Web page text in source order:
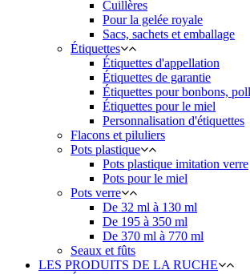
Cuillères
Pour la gelée royale
Sacs, sachets et emballage
Étiquettes
Étiquettes d'appellation
Étiquettes de garantie
Étiquettes pour bonbons,
Étiquettes pour le miel
Personnalisation d'étiquettes
Flacons et piluliers
Pots plastique
Pots plastique imitation verre
Pots pour le miel
Pots verre
De 32 ml à 130 ml
De 195 à 350 ml
De 370 ml à 770 ml
Seaux et fûts
LES PRODUITS DE LA RUCHE